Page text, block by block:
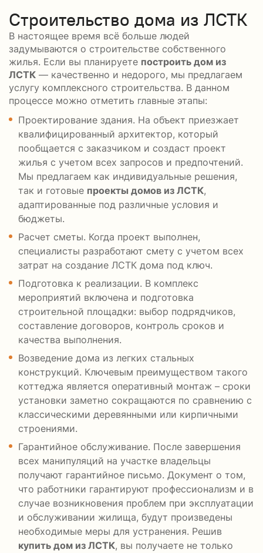
Строительство дома из ЛСТК
В настоящее время всё больше людей
задумываются о строительстве собственного
жилья. Если вы планируете построить дом из
ЛСТК — качественно и недорого, мы предлагаем
услугу комплексного строительства. В данном
процессе можно отметить главные этапы:
Проектирование здания. На объект приезжает
квалифицированный архитектор, который
пообщается с заказчиком и создаст проект
жилья с учетом всех запросов и предпочтений.
Мы предлагаем как индивидуальные решения,
так и готовые проекты домов из ЛСТК,
адаптированные под различные условия и
бюджеты.
Расчет сметы. Когда проект выполнен,
специалисты разработают смету с учетом всех
затрат на создание ЛСТК дома под ключ.
Подготовка к реализации. В комплекс
мероприятий включена и подготовка
строительной площадки: выбор подрядчиков,
составление договоров, контроль сроков и
качества выполнения.
Возведение дома из легких стальных
конструкций. Ключевым преимуществом такого
коттеджа является оперативный монтаж – сроки
установки заметно сокращаются по сравнению с
классическими деревянными или кирпичными
строениями.
Гарантийное обслуживание. После завершения
всех манипуляций на участке владельцы
получают гарантийное письмо. Документ о том,
что работники гарантируют профессионализм и в
случае возникновения проблем при эксплуатации
и обслуживании жилища, будут произведены
необходимые меры для устранения. Решив
купить дом из ЛСТК, вы получаете не только